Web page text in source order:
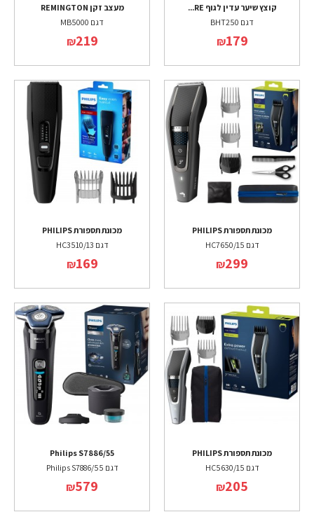
קוצץ שיער עדין לגוף RE...
דגם BHT250
₪179
מעצב זקן REMINGTON
דגם MB5000
₪219
מכונת תספורת PHILIPS
דגם HC7650/15
₪299
מכונת תספורת PHILIPS
דגם HC3510/13
₪169
מכונת תספורת PHILIPS
דגם HC5630/15
₪205
Philips S7886/55
דגם Philips S7886/55
₪579